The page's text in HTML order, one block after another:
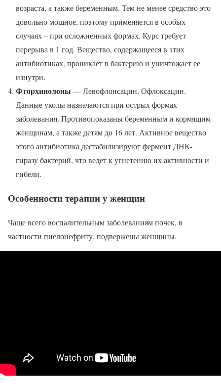
возраста, а также беременным. Тем не менее средство это
довольно мощное, поэтому применяется в особых
случаях – при осложненных формах. Курс требует
перерыва в 1 год. Вещество, содержащееся в этих
антибиотиках, проникает в бактерию и уничтожает ее
изнутри.
Фторхинолоны — Левофлонсацин, Офлоксацин.
Данные уколы назначаются при острых формах
заболевания. Противопоказаны беременным и кормящим
женщинам, а также детям до 16 лет. Активное вещество
этого антибиотика дестабилизируют фермент ДНК-
гиразу бактерий, что ведет к угнетению их активности и
гибели.
Особенности терапии у женщин
Чаще всего воспалительным заболеваниям почек, в
частности пиелонефриту, подвержены женщины.